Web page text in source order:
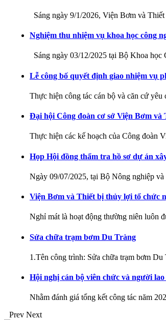
Sáng ngày 9/1/2026, Viện Bơm và
Nghiệm thu nhiệm vụ khoa học công
Sáng ngày 03/12/2025 tại Bộ Khoa
Lễ công bố quyết định giao nhiệm vụ
Thực hiện công tác cán bộ và căn cứ
Đại hội Công đoàn cơ sở Viện Bơm
Thực hiện các kế hoạch của Công
Họp Hội đồng thẩm tra hồ sơ dự án
Ngày 09/07/2025, tại Bộ Nông nghiệp
Viện Bơm và Thiết bị thủy lợi tổ chức
Nghỉ mát là hoạt động thường niên luôn
Sửa chữa trạm bơm Du Tràng
1.Tên công trình: Sửa chữa trạm bơm
Hội nghị cán bộ viên chức và người
Nhằm đánh giá tổng kết công tác năm
Prev Next